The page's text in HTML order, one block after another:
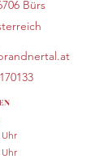
Bürs
Uhr
Uhr